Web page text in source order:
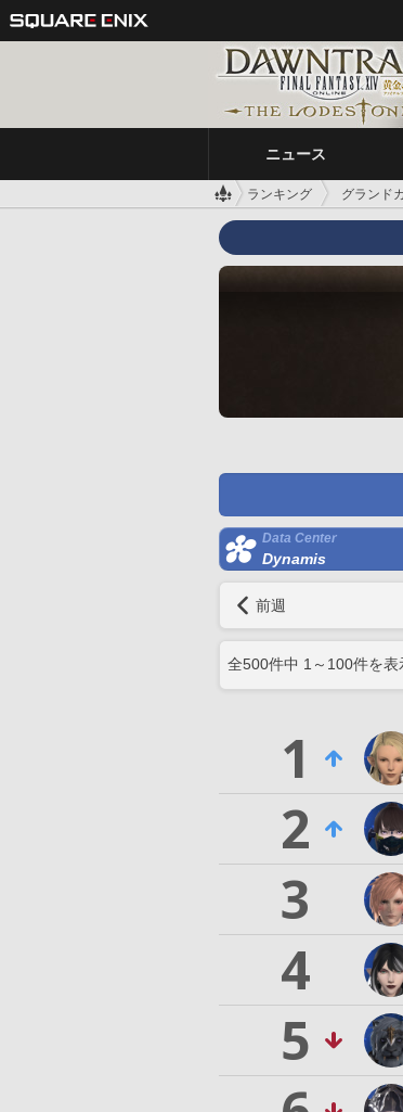
ニュース
ランキング グランド
Data Center
Dynamis
前週
全500件中 1 ～ 100件を表
1
2
3
4
5